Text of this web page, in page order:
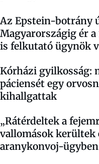
Az Epstein-botrány
Magyarországig ér
is felkutató ügynök
Kórházi gyilkosság:
páciensét egy
kihallgattak
„Rátérdeltek a
vallomások kerültek
aranykonvoj-ügyben